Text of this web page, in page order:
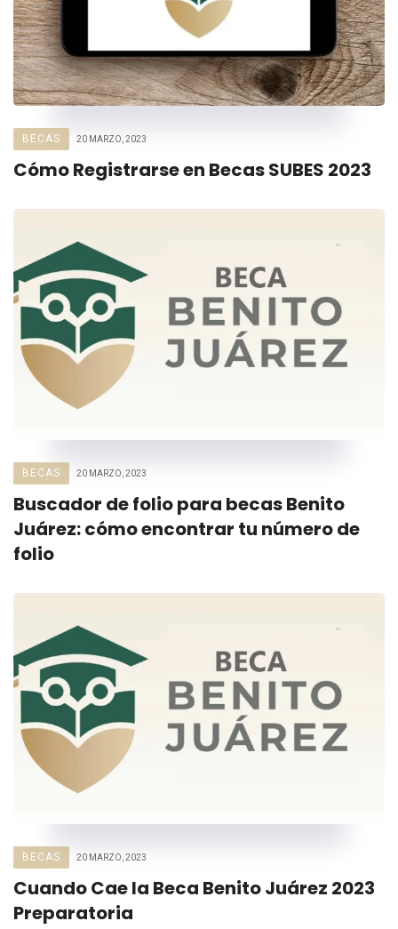
BECAS 20 MARZO, 2023
Cómo Registrarse en Becas SUBES 2023
BECAS 20 MARZO, 2023
Buscador de folio para becas Benito
Juárez: cómo encontrar tu número de
folio
BECAS 20 MARZO, 2023
Cuando Cae la Beca Benito Juárez 2023
Preparatoria